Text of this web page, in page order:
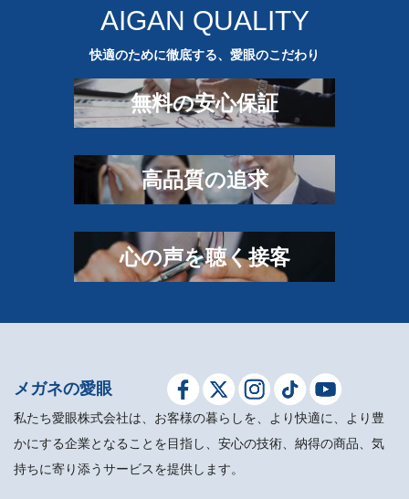
AIGAN QUALITY
快適のために徹底する、愛眼のこだわり
無料の安⼼保証
⾼品質の追求
⼼の声を聴く接客
メガネの愛眼
私たち愛眼株式会社は、お客様の暮らしを、より快適に、より豊
かにする企業となることを目指し、安心の技術、納得の商品、気
持ちに寄り添うサービスを提供します。